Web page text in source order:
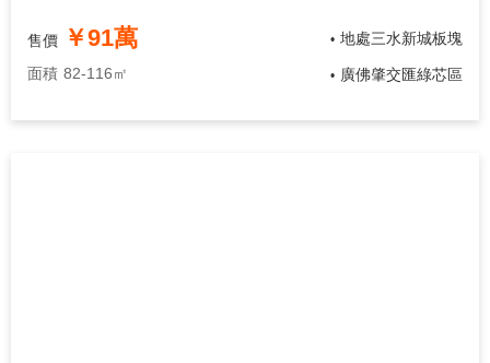
售價 ￥91萬
面積 82-116㎡
• 地處三水新城板塊
• 廣佛肇交匯綠芯區